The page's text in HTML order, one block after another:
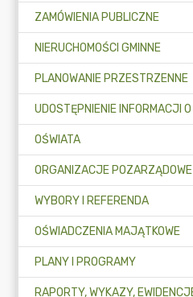
ZAMÓWIENIA PUBLICZNE
NIERUCHOMOŚCI GMINNE
PLANOWANIE PRZESTRZENNE
OŚWIATA
ORGANIZACJE POZARZĄDOWE
WYBORY I REFERENDA
OŚWIADCZENIA MAJĄTKOWE
PLANY I PROGRAMY